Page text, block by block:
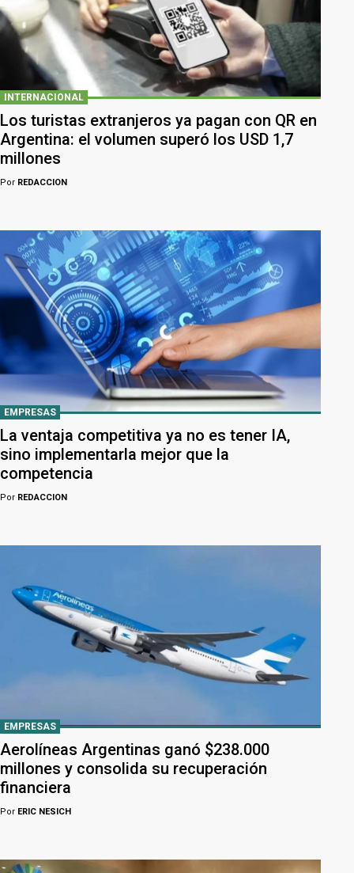
INTERNACIONAL
Los turistas extranjeros ya pagan con QR en
Argentina: el volumen superó los USD 1,7
millones
Por REDACCION
EMPRESAS
La ventaja competitiva ya no es tener IA,
sino implementarla mejor que la
competencia
Por REDACCION
EMPRESAS
Aerolíneas Argentinas ganó $238.000
millones y consolida su recuperación
financiera
Por ERIC NESICH